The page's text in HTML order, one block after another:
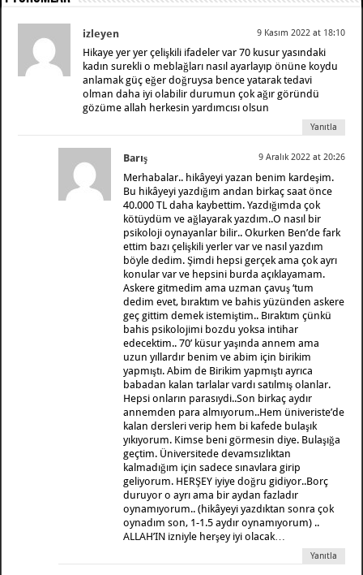
izleyen 9 Kasım 2022 at 18:10
Hikaye yer yer çelişkili ifadeler var 70 kusur yasındaki
kadın surekli o meblağları nasıl ayarlayıp önüne koydu
anlamak güç eğer doğruysa bence yatarak tedavi
olman daha iyi olabilir durumun çok ağır göründü
gözüme allah herkesin yardımcısı olsun
Yanıtla
Barış 9 Aralık 2022 at 20:26
Merhabalar.. hikâyeyi yazan benim kardeşim.
Bu hikâyeyi yazdığım andan birkaç saat önce
40.000 TL daha kaybettim. Yazdığımda çok
kötüydüm ve ağlayarak yazdım..O nasıl bir
psikoloji oynayanlar bilir.. Okurken Ben’de fark
ettim bazı çelişkili yerler var ve nasıl yazdım
böyle dedim. Şimdi hepsi gerçek ama çok ayrı
konular var ve hepsini burda açıklayamam.
Askere gitmedim ama uzman çavuş ‘tum
dedim evet, bıraktım ve bahis yüzünden askere
geç gittim demek istemiştim.. Bıraktım çünkü
bahis psikolojimi bozdu yoksa intihar
edecektim.. 70’ küsur yaşında annem ama
uzun yıllardır benim ve abim için birikim
yapmıştı. Abim de Birikim yapmıştı ayrıca
babadan kalan tarlalar vardı satılmış olanlar.
Hepsi onların parasıydi..Son birkaç aydır
annemden para almıyorum..Hem üniveriste’de
kalan dersleri verip hem bi kafede bulaşık
yıkıyorum. Kimse beni görmesin diye. Bulaşığa
geçtim. Üniversitede devamsızlıktan
kalmadığım için sadece sınavlara girip
geliyorum. HERŞEY iyiye doğru gidiyor..Borç
duruyor o ayrı ama bir aydan fazladır
oynamıyorum.. (hikâyeyi yazdıktan sonra çok
oynadım son, 1-1.5 aydır oynamıyorum) ..
ALLAH’IN izniyle herşey iyi olacak…
Yanıtla